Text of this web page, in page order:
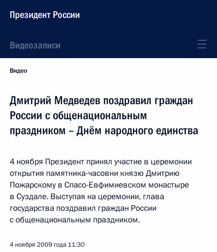
Президент России
Видеозаписи
Видео
Дмитрий Медведев поздравил граждан
России с общенациональным
праздником – Днём народного единства
4 ноября Президент принял участие в церемонии
открытия памятника-часовни князю Дмитрию
Пожарскому в Спасо-Евфимиевском монастыре
в Суздале. Выступая на церемонии, глава
государства поздравил граждан России
с общенациональным праздником.
4 ноября 2009 года 11:30